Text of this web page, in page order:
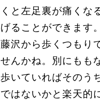
と左足裏が痛くな
ることができます
沢から歩くつもり
んかね。別にもも
いていればそのう
はないかと楽天的